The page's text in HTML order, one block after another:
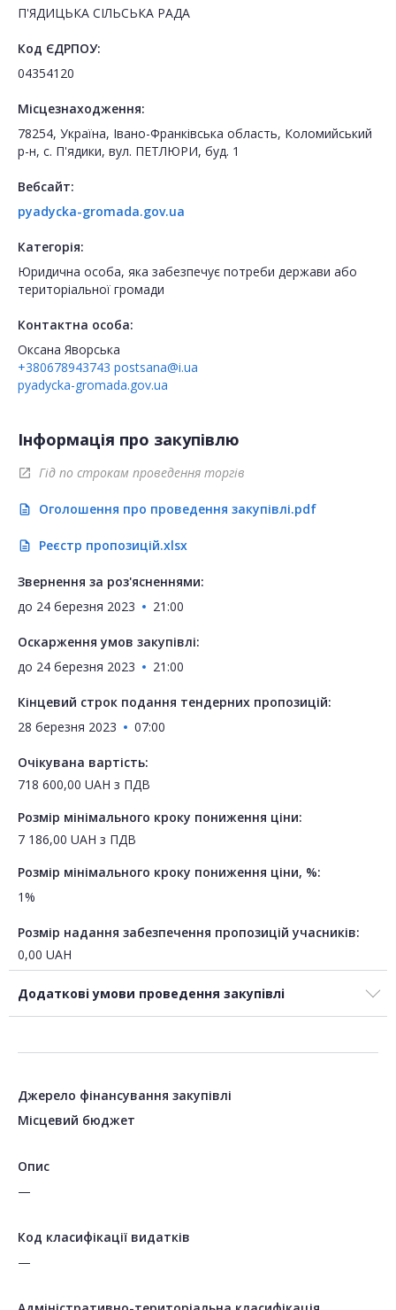
П'ЯДИЦЬКА СІЛЬСЬКА РАДА
Код ЄДРПОУ:
04354120
Місцезнаходження:
78254, Україна, Івано-Франківська область, Коломийський
р-н, с. П'ядики, вул. ПЕТЛЮРИ, буд. 1
Вебсайт:
pyadycka-gromada.gov.ua
Категорія:
Юридична особа, яка забезпечує потреби держави або
територіальної громади
Контактна особа:
Оксана Яворська
+380678943743 postsana@i.ua
pyadycka-gromada.gov.ua
Інформація про закупівлю
open_in_new Гід по строкам проведення торгів
description Оголошення про проведення закупівлі.pdf
description Реєстр пропозицій.xlsx
Звернення за роз'ясненнями:
до 24 березня 2023 21:00
Оскарження умов закупівлі:
до 24 березня 2023 21:00
Кінцевий строк подання тендерних пропозицій:
28 березня 2023
07:00
Очікувана вартість:
718 600,00 UAH з ПДВ
Розмір мінімального кроку пониження ціни:
7 186,00 UAH з ПДВ
Розмір мінімального кроку пониження ціни, %:
1%
Розмір надання забезпечення пропозицій учасників:
0,00 UAH
Додаткові умови проведення закупівлі
Джерело фінансування закупівлі
Місцевий бюджет
Опис
—
Код класифікації видатків
—